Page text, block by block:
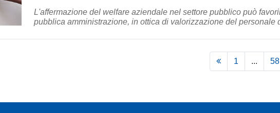
L'affermazione del welfare aziendale nel settore pubblico può
pubblica amministrazione, in ottica di valorizzazione del personale
1 ... 58